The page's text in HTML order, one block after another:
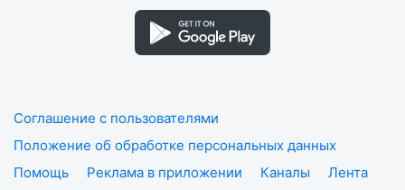
Соглашение с пользователями
Положение об обработке персональных данных
Помощь
Реклама в приложении Каналы
Лента